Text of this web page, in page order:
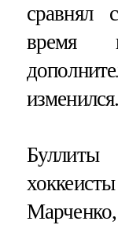
сравнял
время
изменился.